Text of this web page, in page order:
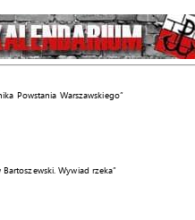
Powstania Warszawskiego”
Bartoszewski. Wywiad rzeka”